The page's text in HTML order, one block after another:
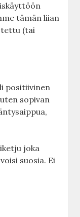
tämän liian
(tai
positiivinen
sopivan
joka
suosia. Ei